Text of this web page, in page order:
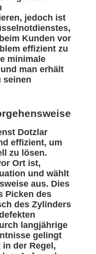
jedoch ist
Kunden vor
effizient zu
minimale
man erhält
seinen
Dotzlar
effizient, um
zu lösen.
Ort ist,
und wählt
aus. Dies
Picken des
des Zylinders
langjährige
gelingt
der Regel,